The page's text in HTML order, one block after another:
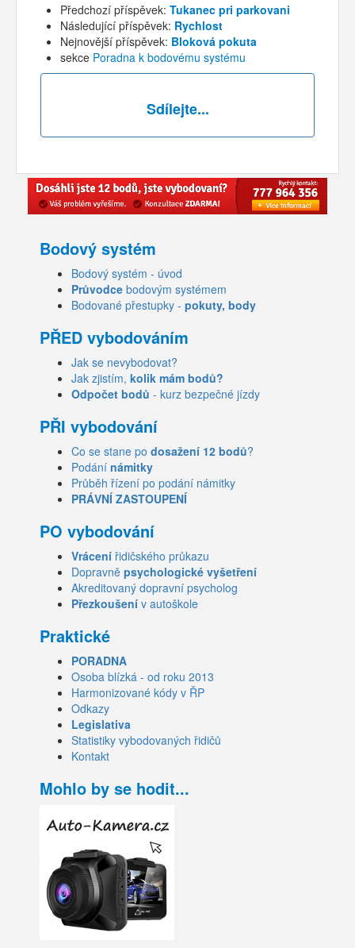
Předchozí příspěvek: Tukanec pri parkovani
Následující příspěvek: Rychlost
Nejnovější příspěvek: Bloková pokuta
sekce Poradna k bodovému systému
Sdílejte...
Bodový systém
Bodový systém - úvod
Průvodce bodovým systémem
Bodované přestupky - pokuty, body
PŘED vybodováním
Jak se nevybodovat?
Jak zjistím, kolik mám bodů?
Odpočet bodů - kurz bezpečné jízdy
PŘI vybodování
Co se stane po dosažení 12 bodů?
Podání námitky
Průběh řízení po podání námitky
PRÁVNÍ ZASTOUPENÍ
PO vybodování
Vrácení řidičského průkazu
Dopravně psychologické vyšetření
Akreditovaný dopravní psycholog
Přezkoušení v autoškole
Praktické
PORADNA
Osoba blízká - od roku 2013
Harmonizované kódy v ŘP
Odkazy
Legislativa
Statistiky vybodovaných řidičů
Kontakt
Mohlo by se hodit...